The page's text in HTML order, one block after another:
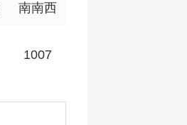
南南西
1007